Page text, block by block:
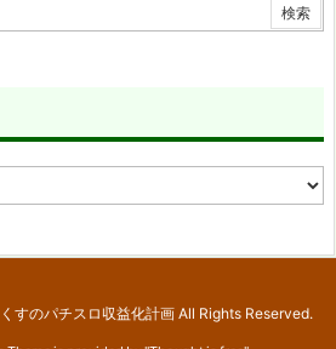
すのパチスロ収益化計画 All Rights Reserved.